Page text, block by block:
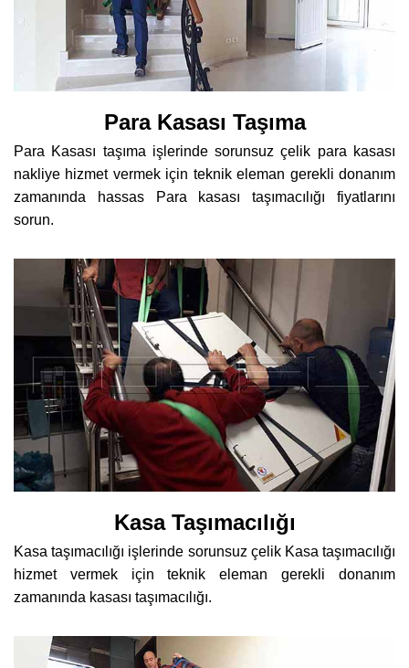
Para Kasası Taşıma
Para Kasası taşıma işlerinde sorunsuz çelik para kasası
nakliye hizmet vermek için teknik eleman gerekli donanım
zamanında hassas Para kasası taşımacılığı fiyatlarını
sorun.
Kasa Taşımacılığı
Kasa taşımacılığı işlerinde sorunsuz çelik Kasa taşımacılığı
hizmet vermek için teknik eleman gerekli donanım
zamanında kasası taşımacılığı.